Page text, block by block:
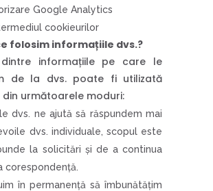
Google Analytics
cookieurilor
folosim informațiile dvs.?
informațiile pe care le
de la dvs. poate fi utilizată
următoarele moduri:
dvs. ne ajută să răspundem mai
dvs. individuale, scopul este
la solicitări și de a continua
corespondență.
în permanență să îmbunătățim